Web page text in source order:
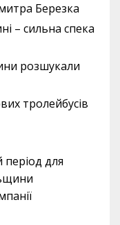
Березка
– сильна спека
розшукали
тролейбусів
для